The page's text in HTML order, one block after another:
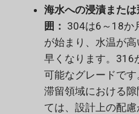
海水への浸漬また
囲： 304は6～18か
が始まり、水温が
早くなります。316
可能なグレードです
滞留領域における
ては、設計上の配慮